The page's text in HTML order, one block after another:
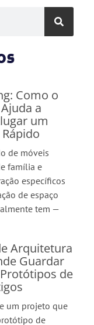
Como o
a
um
de móveis
família e
específicos
de espaço
tem —
Arquitetura
Guardar
de
um projeto que
de